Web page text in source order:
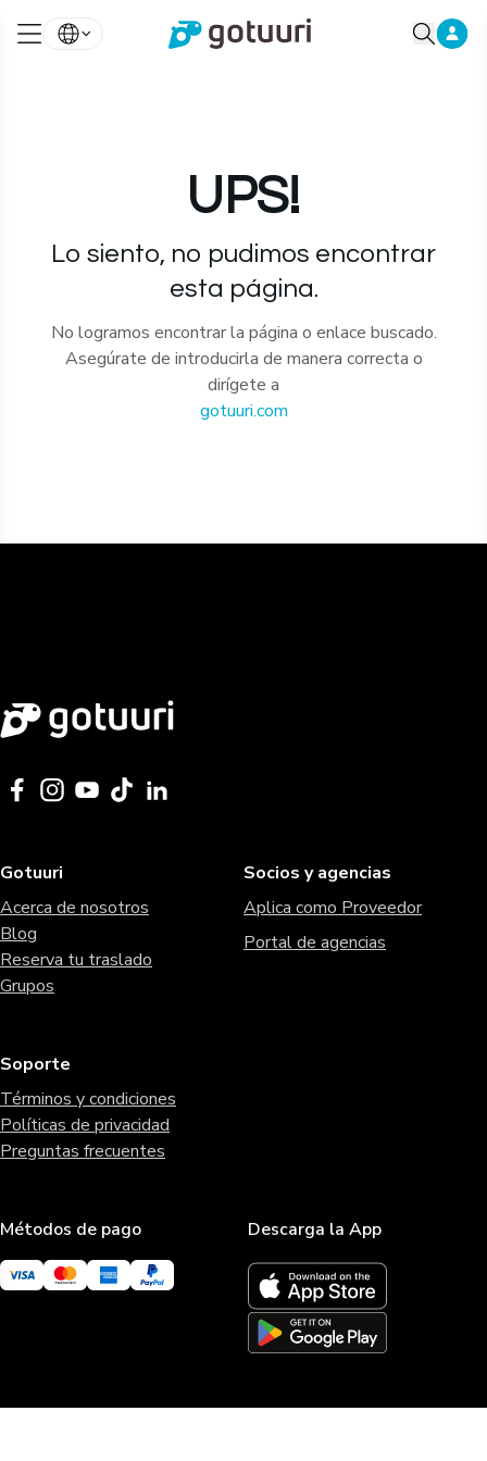
UPS!
Lo siento, no pudimos encontrar
esta página.
No logramos encontrar la página o enlace buscado.
Asegúrate de introducirla de manera correcta o
dirígete a
gotuuri.com
Gotuuri
Acerca de nosotros
Blog
Reserva tu traslado
Grupos
Socios y agencias
Aplica como Proveedor
Portal de agencias
Soporte
Términos y condiciones
Políticas de privacidad
Preguntas frecuentes
Métodos de pago Descarga la App